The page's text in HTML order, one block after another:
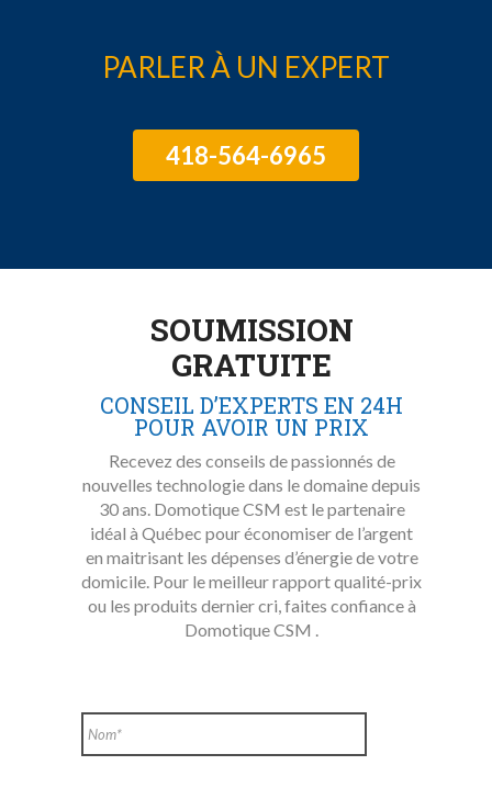
PARLER À UN EXPERT
418-564-6965
SOUMISSION
GRATUITE
CONSEIL D’EXPERTS EN 24H
POUR AVOIR UN PRIX
Recevez des conseils de passionnés de
nouvelles technologie dans le domaine depuis
30 ans. Domotique CSM est le partenaire
idéal à Québec pour économiser de l’argent
en maitrisant les dépenses d’énergie de votre
domicile. Pour le meilleur rapport qualité-prix
ou les produits dernier cri, faites confiance à
Domotique CSM .